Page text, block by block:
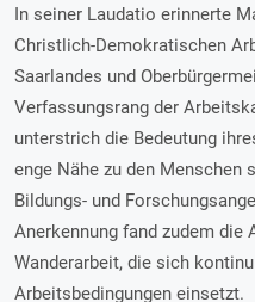
In seiner Laudatio erinnerte
Christlich-Demokratischen
Saarlandes und
Verfassungsrang der
unterstrich die Bedeutung
enge Nähe zu den Menschen
Bildungs- und
Anerkennung fand zudem die
Wanderarbeit, die sich
Arbeitsbedingungen einsetzt.